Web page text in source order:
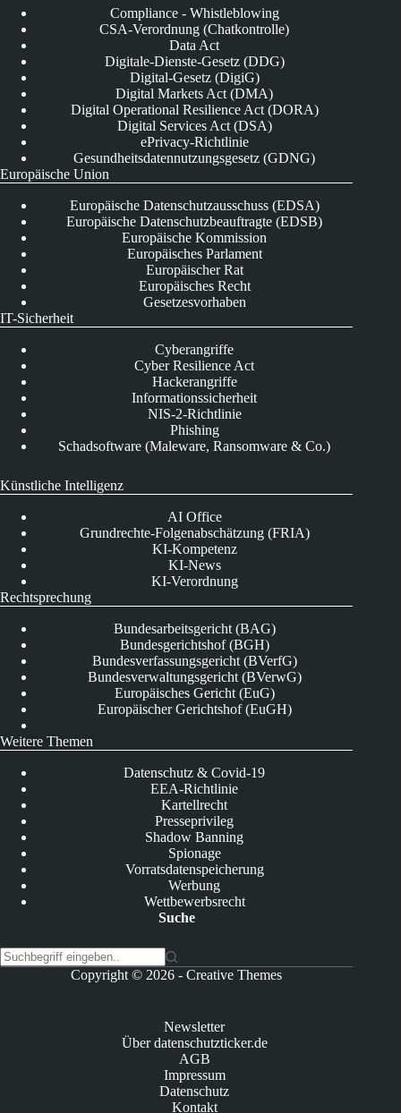
Compliance - Whistleblowing
CSA-Verordnung (Chatkontrolle)
Data Act
Digitale-Dienste-Gesetz (DDG)
Digital-Gesetz (DigiG)
Digital Markets Act (DMA)
Digital Operational Resilience Act (DORA)
Digital Services Act (DSA)
ePrivacy-Richtlinie
Gesundheitsdatennutzungsgesetz (GDNG)
Europäische Union
Europäische Datenschutzausschuss (EDSA)
Europäische Datenschutzbeauftragte (EDSB)
Europäische Kommission
Europäisches Parlament
Europäischer Rat
Europäisches Recht
Gesetzesvorhaben
IT-Sicherheit
Cyberangriffe
Cyber Resilience Act
Hackerangriffe
Informationssicherheit
NIS-2-Richtlinie
Phishing
Schadsoftware (Maleware, Ransomware & Co.)
Künstliche Intelligenz
AI Office
Grundrechte-Folgenabschätzung (FRIA)
KI-Kompetenz
KI-News
KI-Verordnung
Rechtsprechung
Bundesarbeitsgericht (BAG)
Bundesgerichtshof (BGH)
Bundesverfassungsgericht (BVerfG)
Bundesverwaltungsgericht (BVerwG)
Europäisches Gericht (EuG)
Europäischer Gerichtshof (EuGH)
Weitere Themen
Datenschutz & Covid-19
EEA-Richtlinie
Kartellrecht
Presseprivileg
Shadow Banning
Spionage
Vorratsdatenspeicherung
Werbung
Wettbewerbsrecht
Suche
Copyright © 2026 -Creative Themes
Newsletter
Über datenschutzticker.de
AGB
Impressum
Datenschutz
Kontakt